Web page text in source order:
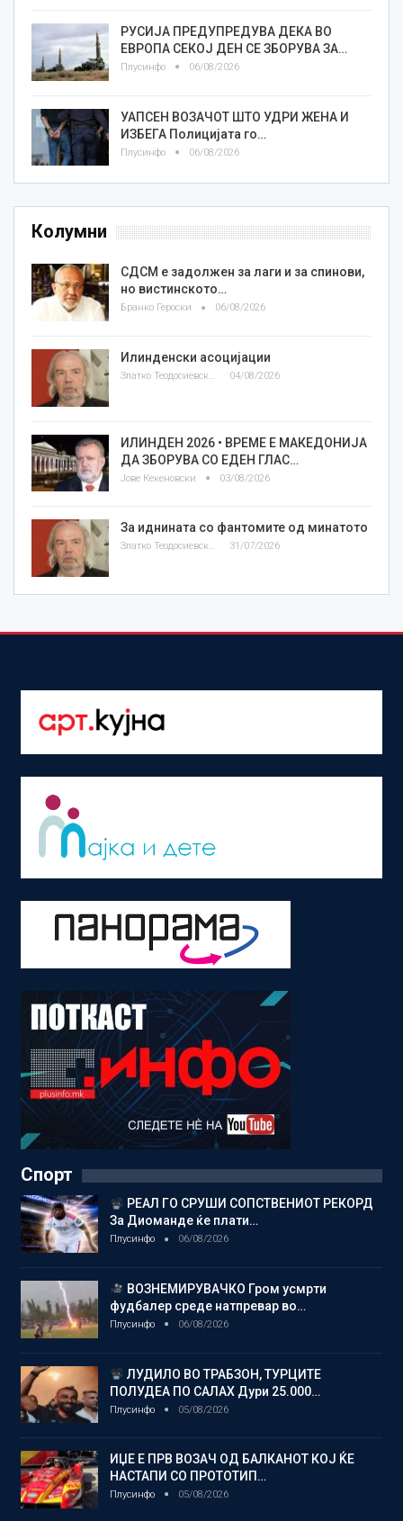
РУСИЈА ПРЕДУПРЕДУВА ДЕКА ВО
ЕВРОПА СЕКОЈ ДЕН СЕ ЗБОРУВА ЗА…
Плусинфо 06/08/2026
УАПСЕН ВОЗАЧОТ ШТО УДРИ ЖЕНА И
ИЗБЕГА Полицијата го…
Плусинфо 06/08/2026
Колумни
СДСМ е задолжен за лаги и за спинови,
но вистинското…
Бранко Героски 06/08/2026
Илинденски асоцијации
Златко Теодосиевски 04/08/2026
ИЛИНДЕН 2026 • ВРЕМЕ Е МАКЕДОНИЈА
ДА ЗБОРУВА СО ЕДЕН ГЛАС…
Јове Кекеновски 03/08/2026
За иднината со фантомите од минатото
Златко Теодосиевски 31/07/2026
Спорт
РЕАЛ ГО СРУШИ СОПСТВЕНИОТ РЕКОРД
За Диоманде ќе плати…
Плусинфо 06/08/2026
ВОЗНЕМИРУВАЧКО Гром усмрти
фудбалер среде натпревар во…
Плусинфо 06/08/2026
ЛУДИЛО ВО ТРАБЗОН, ТУРЦИТЕ
ПОЛУДЕА ПО САЛАХ Дури 25.000…
Плусинфо 05/08/2026
ИЏЕ Е ПРВ ВОЗАЧ ОД БАЛКАНОТ КОЈ ЌЕ
НАСТАПИ СО ПРОТОТИП…
Плусинфо 05/08/2026